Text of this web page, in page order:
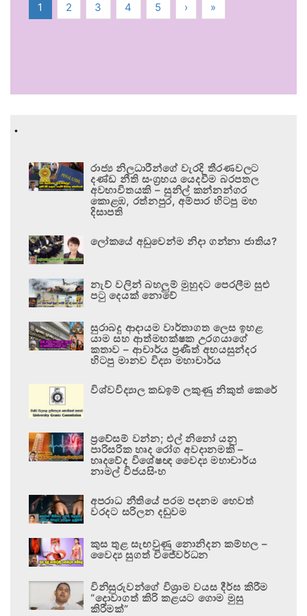
1 2 3 4 5 › »
.
රාජ්‍ය නිලධාරීන්ගේ වැරදි තීරණවලට
දණ්ඩ නීති සංග්‍රහය යෙදවීම බරපතල
අවභාවිතයකි – සුනිල් කන්නන්ගර
කොළඹ, රත්නපුර, අම්පාර හිටපු මහ
දිසාපති
ලෝකයේ අඩුවෙන්ම නිදා ගන්නා ජාතිය?
නැව් වලින් බහලුම් මුහුදට පෙරලීම සුළු
පටු දෙයක් නොවේ
සුරාබදු ආදායම වාර්තාගත ලෙස ඉහළ
යාම සහ ආත්මභක්ෂක උරගයාගේ
කතාව – ආචාර්ය ප්‍රණීත් අභයසුන්දර
හිටපු මානව විද්‍යා මහාචාර්ය
විශ්වවිද්‍යාල කඩඉම් ලකුණු නිකුත් කෙරේ
ප්‍රවේසම් වන්න; එල් නිනෝ යනු
පාරිසරික හෘද රෝග අවදානමකි –
හෘදවේද විශේෂඥ වෛද්‍ය මහාචාර්ය
නාමල් විජයසිංහ
අපරාධ නීතියේ පරම පදනම හෙවත්
වරදට සරිලන දඬුවම
කුස තුළ සැඟවුණු නොනිදන කම්හල –
වෛද්‍ය සුගත් විජේවර්ධන
විනිසුරුවන්ගේ විශ්‍රාම වයස දීර්ඝ කිරීම
“දොවාගත් කිරි කළයට ගොම මුසු
කිරීමක්”